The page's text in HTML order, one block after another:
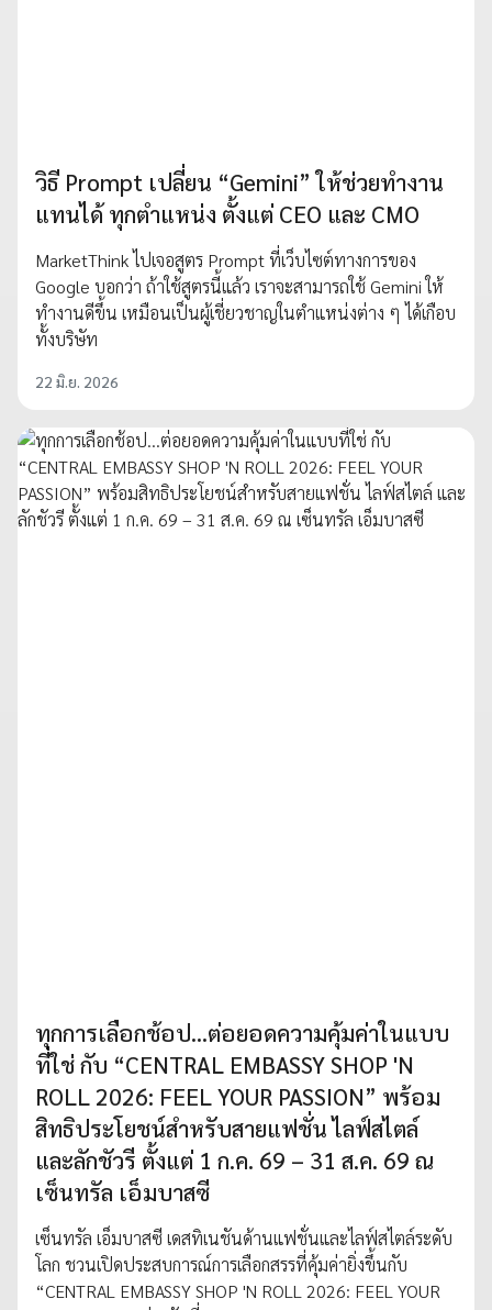
วิธี Prompt เปลี่ยน “Gemini” ให้ช่วยทำงาน
แทนได้ ทุกตำแหน่ง ตั้งแต่ CEO และ CMO
MarketThink ไปเจอสูตร Prompt ที่เว็บไซต์ทางการของ
Google บอกว่า ถ้าใช้สูตรนี้แล้ว เราจะสามารถใช้ Gemini ให้
ทำงานดีขึ้น เหมือนเป็นผู้เชี่ยวชาญในตำแหน่งต่าง ๆ ได้เกือบ
ทั้งบริษัท
22 มิ.ย. 2026
ทุกการเลือกช้อป...ต่อยอดความคุ้มค่าในแบบ
ที่ใช่ กับ “CENTRAL EMBASSY SHOP 'N
ROLL 2026: FEEL YOUR PASSION” พร้อม
สิทธิประโยชน์สำหรับสายแฟชั่น ไลฟ์สไตล์
และลักชัวรี ตั้งแต่ 1 ก.ค. 69 – 31 ส.ค. 69 ณ
เซ็นทรัล เอ็มบาสซี
เซ็นทรัล เอ็มบาสซี เดสทิเนชันด้านแฟชั่นและไลฟ์สไตล์ระดับ
โลก ชวนเปิดประสบการณ์การเลือกสรรที่คุ้มค่ายิ่งขึ้นกับ
“CENTRAL EMBASSY SHOP 'N ROLL 2026: FEEL YOUR